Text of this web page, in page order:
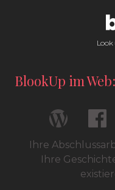
Look
BlookUp im
Ihre
Ihre